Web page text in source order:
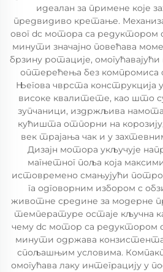
идеалан за примене које
предвидиво кретање.
овог dc мотора са редуктором
минути значајно повећава
брзину ротације,
оптерећења без компромиса
Његова чврста конструкција
високе квалитете, као што
зупчаници, издржљива
кућишта отпорни на корозију,
век трајања чак и у
Дизајн мотора укључује
магнетног поља која
истовремено смањујући
га одговорним избором с
животне средине за модерне
температуре остаје кључна
чему dc мотор са редуктором
минути одржава
спољашњим условима.
омогућава лаку интеграцију у